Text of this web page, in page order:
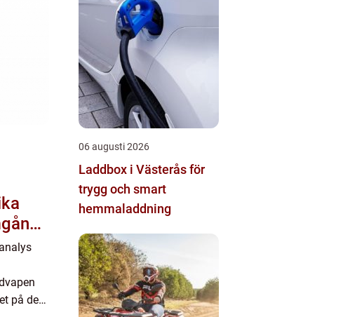
på den
06 augusti 2026
Laddbox i Västerås för
trygg och smart
hemmaladdning